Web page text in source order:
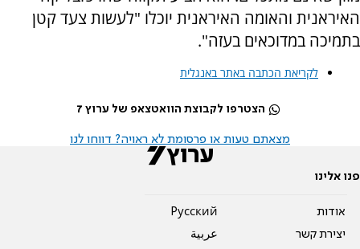
האיראנית והאומה האיראנית יוכלו "לעשות צעד קטן
בתמיכה במדוכאים בעזה".
לקריאת הכתבה באתר באנגלית
הצטרפו לקבוצת הוואטצאפ של ערוץ 7
מצאתם טעות או פרסומת לא ראויה? דווחו לנו
פנו אלינו
אודות
יצירת קשר
Pусский
عربية